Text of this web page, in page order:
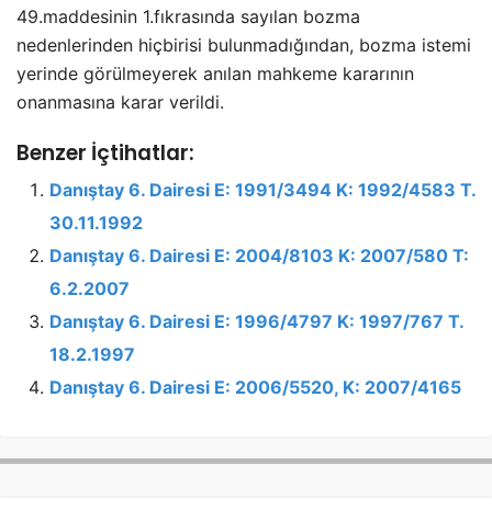
49.maddesinin 1.fıkrasında sayılan bozma
nedenlerinden hiçbirisi bulunmadığından, bozma istemi
yerinde görülmeyerek anılan mahkeme kararının
onanmasına karar verildi.
Benzer İçtihatlar:
Danıştay 6. Dairesi E: 1991/3494 K: 1992/4583 T.
30.11.1992
Danıştay 6. Dairesi E: 2004/8103 K: 2007/580 T:
6.2.2007
Danıştay 6. Dairesi E: 1996/4797 K: 1997/767 T.
18.2.1997
Danıştay 6. Dairesi E: 2006/5520, K: 2007/4165